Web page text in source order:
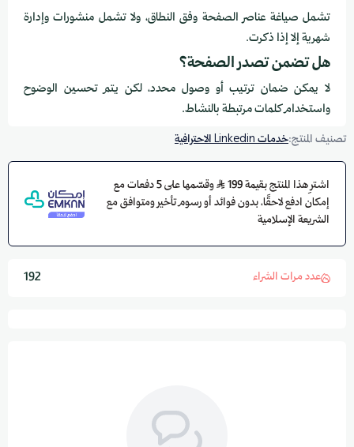
تشمل صياغة عناصر الصفحة وفق النطاق، ولا تشمل منشورات وإدارة
شهرية إلا إذا ذكرت.
هل تضمن تصدر الصفحة؟
لا يمكن ضمان ترتيب أو وصول محدد، لكن يتم تحسين الوضوح
واستخدام كلمات مرتبطة بالنشاط.
تصنيف المنتج:خدمات Linkedin الاحترافية
اشترِ هذا المنتج بقيمة 199
وقسّمها على 5 دفعات مع
إمكان ادفع لاحقًا، بدون فوائد أو رسوم تأخير ومتوافق مع
الشريعة الإسلامية
عدد مرات الشراء 192